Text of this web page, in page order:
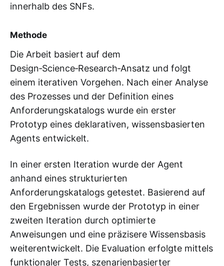
innerhalb des SNFs.
Methode
Die Arbeit basiert auf dem
Design‑Science‑Research‑Ansatz und folgt
einem iterativen Vorgehen. Nach einer Analyse
des Prozesses und der Definition eines
Anforderungskatalogs wurde ein erster
Prototyp eines deklarativen, wissensbasierten
Agents entwickelt.
In einer ersten Iteration wurde der Agent
anhand eines strukturierten
Anforderungskatalogs getestet. Basierend auf
den Ergebnissen wurde der Prototyp in einer
zweiten Iteration durch optimierte
Anweisungen und eine präzisere Wissensbasis
weiterentwickelt. Die Evaluation erfolgte mittels
funktionaler Tests, szenarienbasierter